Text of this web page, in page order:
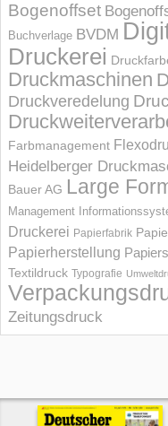
Bogenoffset
Buchverlage BVDM
Druckerei
Druckmaschinen
Druckveredelung
Farbmanagement
Heidelberger
Bauer AG Large
Management
Druckerei Papierfabrik
Papierherstellung
Textildruck Typografie
Zeitungsdruck